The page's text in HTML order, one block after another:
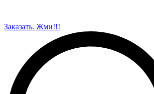
Заказать. Жми!!!